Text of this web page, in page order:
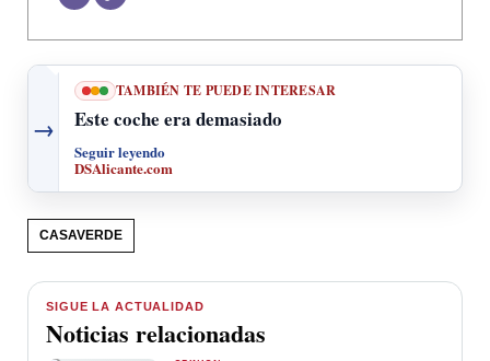
→
TAMBIÉN TE PUEDE INTERESAR
Este coche era demasiado
Seguir leyendo
DSAlicante.com
CASAVERDE
SIGUE LA ACTUALIDAD
Noticias relacionadas